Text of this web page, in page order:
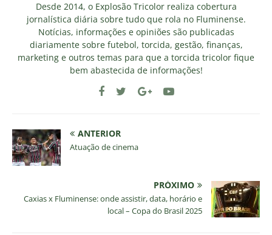
Desde 2014, o Explosão Tricolor realiza cobertura
jornalística diária sobre tudo que rola no Fluminense.
Notícias, informações e opiniões são publicadas
diariamente sobre futebol, torcida, gestão, finanças,
marketing e outros temas para que a torcida tricolor fique
bem abastecida de informações!
ANTERIOR
Atuação de cinema
PRÓXIMO
Caxias x Fluminense: onde assistir, data, horário e
local – Copa do Brasil 2025